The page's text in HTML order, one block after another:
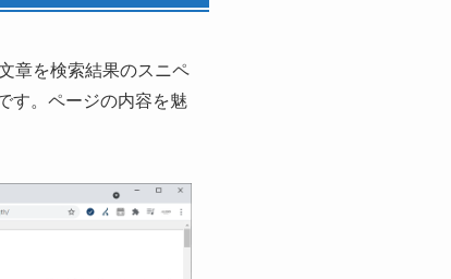
を検索結果のスニペ
す。ページの内容を魅